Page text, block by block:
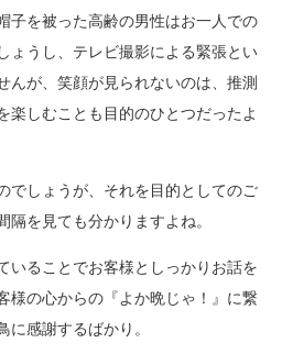
子を被った高齢の男性はお一人での
ょうし、テレビ撮影による緊張とい
んが、笑顔が見られないのは、推測
楽しむことも目的のひとつだったよ
でしょうが、それを目的としてのご
を見ても分かりますよね。
いることでお客様としっかりお話を
様の心からの『よか晩じゃ！』に繋
に感謝するばかり。